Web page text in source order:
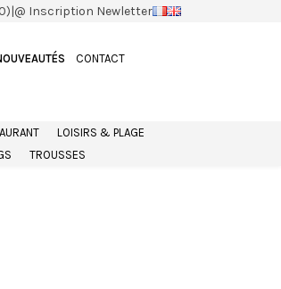
|@ Inscription Newletter
CONTACT
LOISIRS & PLAGE
TROUSSES